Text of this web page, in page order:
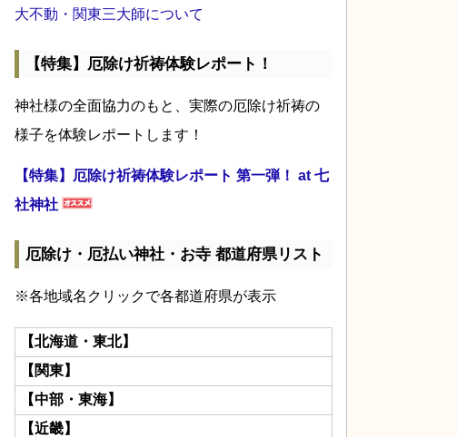
大不動・関東三大師について
【特集】厄除け祈祷体験レポート！
神社様の全面協力のもと、実際の厄除け祈祷の
様子を体験レポートします！
【特集】厄除け祈祷体験レポート 第一弾！ at 七
社神社
厄除け・厄払い神社・お寺 都道府県リスト
※各地域名クリックで各都道府県が表示
【北海道・東北】
【関東】
【中部・東海】
【近畿】